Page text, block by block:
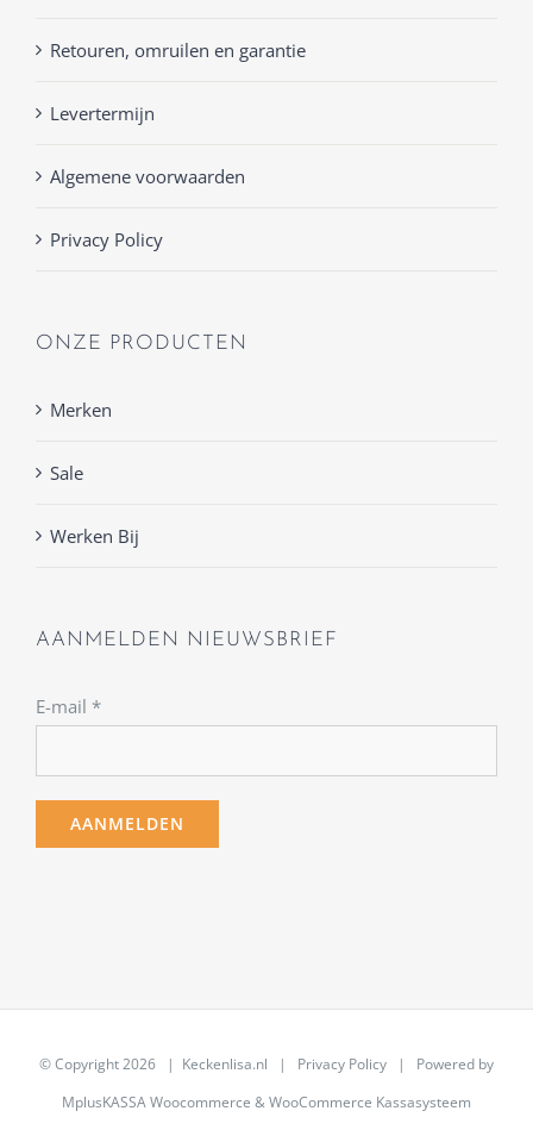
Retouren, omruilen en garantie
Levertermijn
Algemene voorwaarden
Privacy Policy
ONZE PRODUCTEN
Merken
Sale
Werken Bij
AANMELDEN NIEUWSBRIEF
E-mail *
© Copyright2026 | Keckenlisa.nl | Privacy Policy | Powered by
MplusKASSA Woocommerce &WooCommerce Kassasysteem